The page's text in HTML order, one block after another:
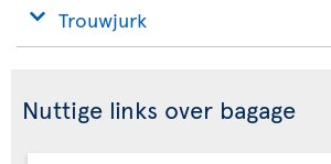
Trouwjurk
Nuttige links over bagage